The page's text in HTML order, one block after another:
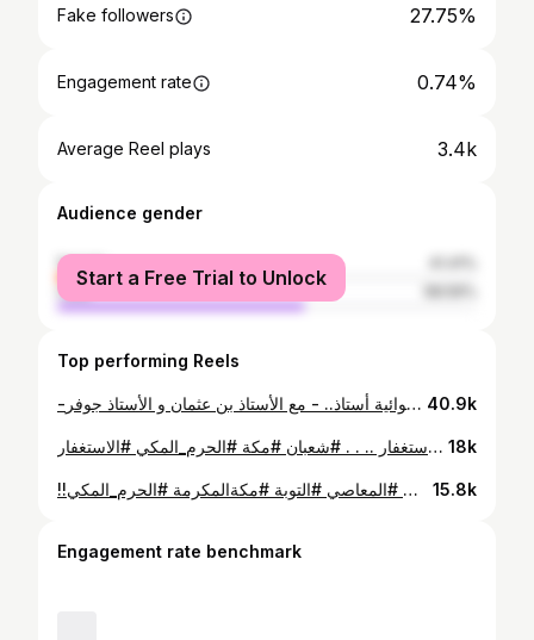
Fake followers 27.75%
Engagement rate 0.74%
Average Reel plays 3.4k
Audience gender
female
male
Start a Free Trial to Unlock
Top performing Reels
-الإتخاذ بالأسباب و السعي - لمحة من بوتكاس عشوائية أستاذ.. - مع الأستاذ بن عثمان و الأستاذ جوفر - @houheche_prod #potcast #motivation #contentcreator #dz #dzpower #fyp #fypシ 40.9k
من اعظم الأذكار التي يجب الحفاظ عليها هو كثرة الإستغفار .. . . #شعبان #مكة #الحرم_المكي #الاستغفار #fyp #fypシ #dz #dzpower #algeria 18k
!!كيفاه نبدا نصلي ؟؟ و انا نفعل الذنوب و المعاصي تبع معايا نقدملك الحل .. . . #الصلاة #الجزائر #الذنوب #المعاصي #التوبة #مكةالمكرمة #الحرم_المكي #dz #dzpower #fyp #fypシ #algeria 15.8k
Engagement rate benchmark